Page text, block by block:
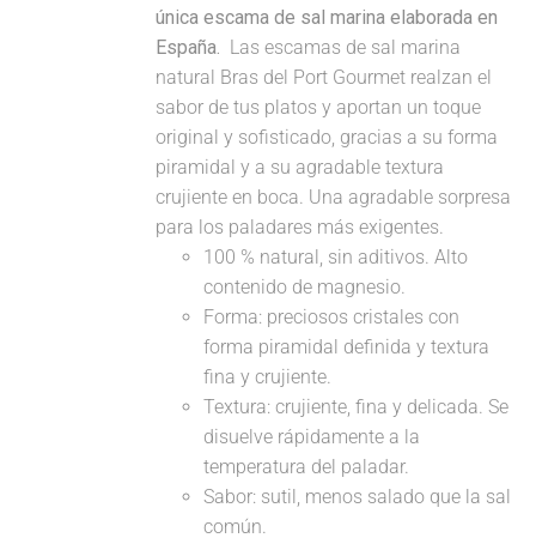
única escama de sal marina elaborada en
España. Las escamas de sal marina
natural Bras del Port Gourmet realzan el
sabor de tus platos y aportan un toque
original y sofisticado, gracias a su forma
piramidal y a su agradable textura
crujiente en boca. Una agradable sorpresa
para los paladares más exigentes.
100 % natural, sin aditivos. Alto
contenido de magnesio.
Forma: preciosos cristales con
forma piramidal definida y textura
fina y crujiente.
Textura: crujiente, fina y delicada. Se
disuelve rápidamente a la
temperatura del paladar.
Sabor: sutil, menos salado que la sal
común.